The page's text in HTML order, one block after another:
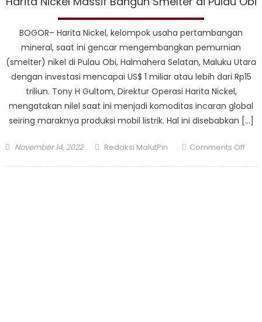
BOGOR– Harita Nickel, kelompok usaha pertambangan
mineral, saat ini gencar mengembangkan pemurnian
(smelter) nikel di Pulau Obi, Halmahera Selatan, Maluku Utara
dengan investasi mencapai US$ 1 miliar atau lebih dari Rp15
triliun. Tony H Gultom, Direktur Operasi Harita Nickel,
mengatakan nilel saat ini menjadi komoditas incaran global
seiring maraknya produksi mobil listrik. Hal ini disebabkan […]
Posted
November 14, 2022 Author
Redaksi MalutPin Comments Offon